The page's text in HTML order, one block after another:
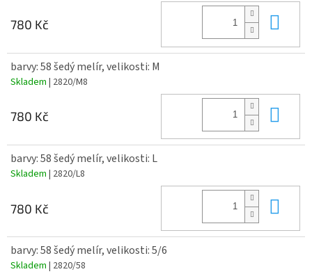
780 Kč
barvy: 58 šedý melír, velikosti: M
Skladem | 2820/M8
780 Kč
barvy: 58 šedý melír, velikosti: L
Skladem | 2820/L8
780 Kč
barvy: 58 šedý melír, velikosti: 5/6
Skladem | 2820/58